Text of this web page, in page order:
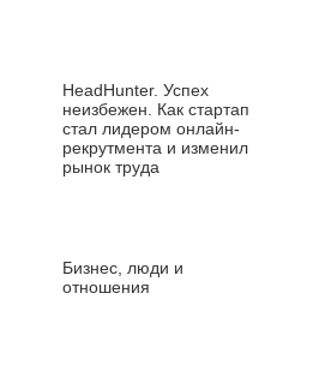
HeadHunter. Успех
неизбежен. Как стартап
стал лидером онлайн-
рекрутмента и изменил
рынок труда
Бизнес, люди и
отношения